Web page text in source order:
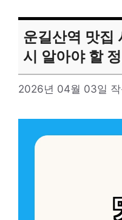
운길산역 맛집
시 알아야 할
2026년 04월 03일